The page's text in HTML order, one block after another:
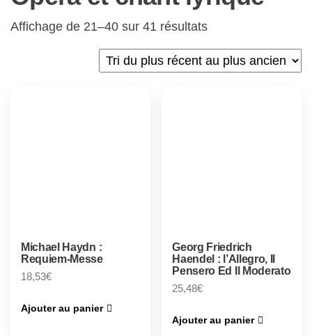
Affichage de 21–40 sur 41 résultats
Michael Haydn :
Requiem-Messe
18,53€
Ajouter au panier
Georg Friedrich
Haendel : l’Allegro, Il
Pensero Ed Il Moderato
25,48€
Ajouter au panier